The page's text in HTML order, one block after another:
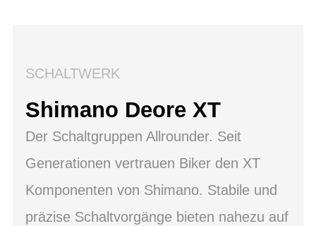
SCHALTWERK
Shimano Deore XT
Der Schaltgruppen Allrounder. Seit
Generationen vertrauen Biker den XT
Komponenten von Shimano. Stabile und
präzise Schaltvorgänge bieten nahezu auf